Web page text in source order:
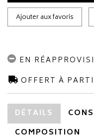
Ajouter aux favoris
EN
OFFERT À
DÉTAILS
COMPOSITION